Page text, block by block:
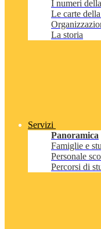
I numeri
Le carte
La storia
Servizi
Panoramica
Famiglie e
Personale
Percorsi di